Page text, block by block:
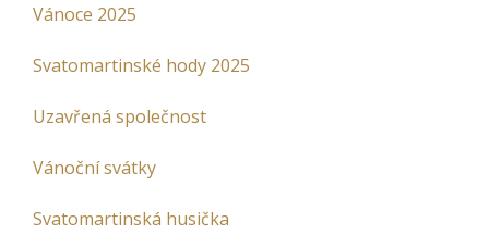
Vánoce 2025
Svatomartinské hody 2025
Uzavřená společnost
Vánoční svátky
Svatomartinská husička